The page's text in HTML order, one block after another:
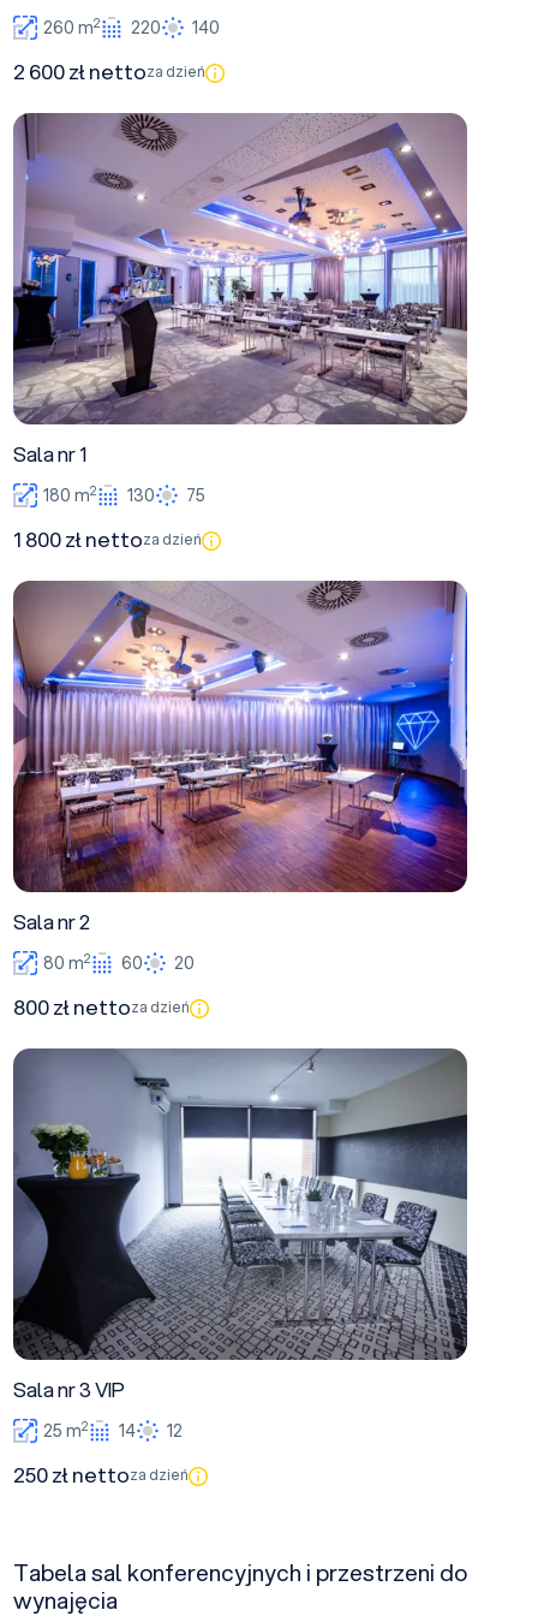
260 m2 220 140
2 600 zł nettoza dzień
Sala nr 1
Sala nr 1
180 m2 130 75
1 800 zł nettoza dzień
Sala nr 2
80 m2 60 20
800 zł nettoza dzień
Sala nr 3 VIP
25 m2 14 12
250 zł nettoza dzień
Tabela sal konferencyjnych i przestrzeni do
wynajęcia